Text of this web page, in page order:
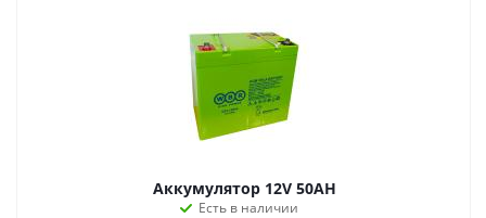
Аккумулятор 12V 50AH
Есть в наличии